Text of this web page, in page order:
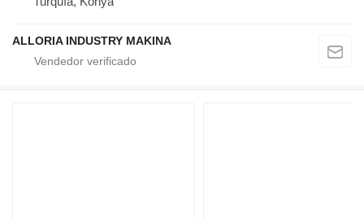
ALLORIA INDUSTRY MAKINA